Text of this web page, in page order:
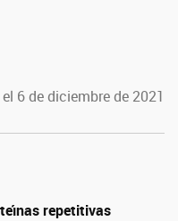
6 de diciembre de 2021
repetitivas